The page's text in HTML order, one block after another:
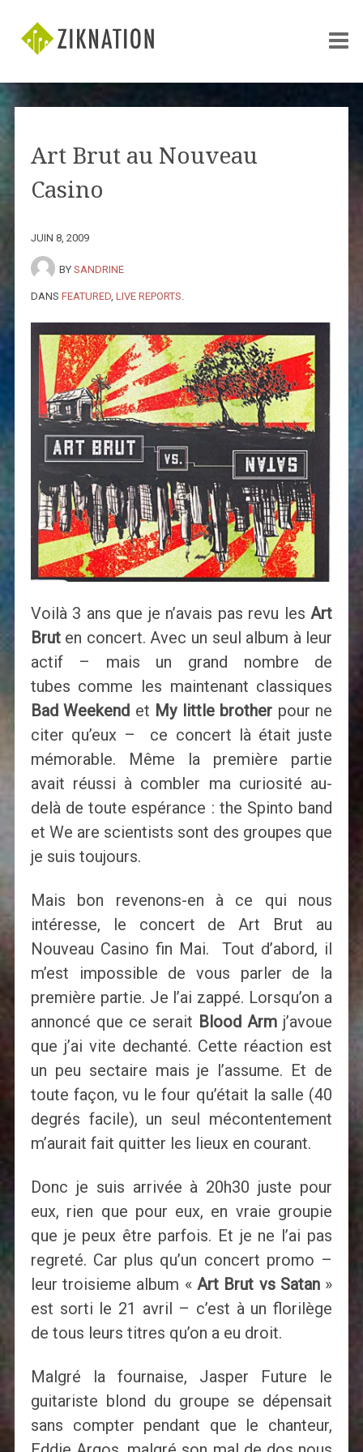
Art Brut au Nouveau
Casino
JUIN 8, 2009
BY SANDRINE
DANS FEATURED, LIVE REPORTS
Voilà 3 ans que je n’avais pas revu les Art
Bruten concert. Avec un seul album à leur
actif – mais un grand nombre de
tubes comme les maintenant classiques
Bad Weekend et My little brother pour ne
citer qu’eux – ce concert là était juste
mémorable. Même la première partie
avait réussi à combler ma curiosité au-
delà de toute espérance : the Spinto band
et We are scientists sont des groupes que
je suis toujours.
Mais bon revenons-en à ce qui nous
intéresse, le concert de Art Brut au
Nouveau Casino fin Mai. Tout d’abord, il
m’est impossible de vous parler de la
première partie. Je l’ai zappé. Lorsqu’on a
annoncé que ce serait Blood Arm j’avoue
que j’ai vite dechanté. Cette réaction est
un peu sectaire mais je l’assume. Et de
toute façon, vu le four qu’était la salle (40
degrés facile), un seul mécontentement
m’aurait fait quitter les lieux en courant.
Donc je suis arrivée à 20h30 juste pour
eux, rien que pour eux, en vraie groupie
que je peux être parfois. Et je ne l’ai pas
regreté. Car plus qu’un concert promo –
leur troisieme album « Art Brut vs Satan»
est sorti le 21 avril – c’est à un florilège
de tous leurs titres qu’on a eu droit.
Malgré la fournaise, Jasper Future le
guitariste blond du groupe se dépensait
sans compter pendant que le chanteur,